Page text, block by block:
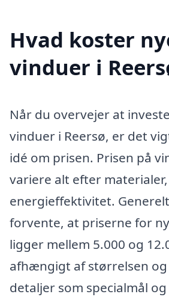
Hvad koster
vinduer i
Når du overvejer at
vinduer i Reersø, er det
idé om prisen. Prisen på
variere alt efter
energieffektivitet.
forvente, at priserne for
ligger mellem 5.000 og
afhængigt af størrelsen og
detaljer som specialmål